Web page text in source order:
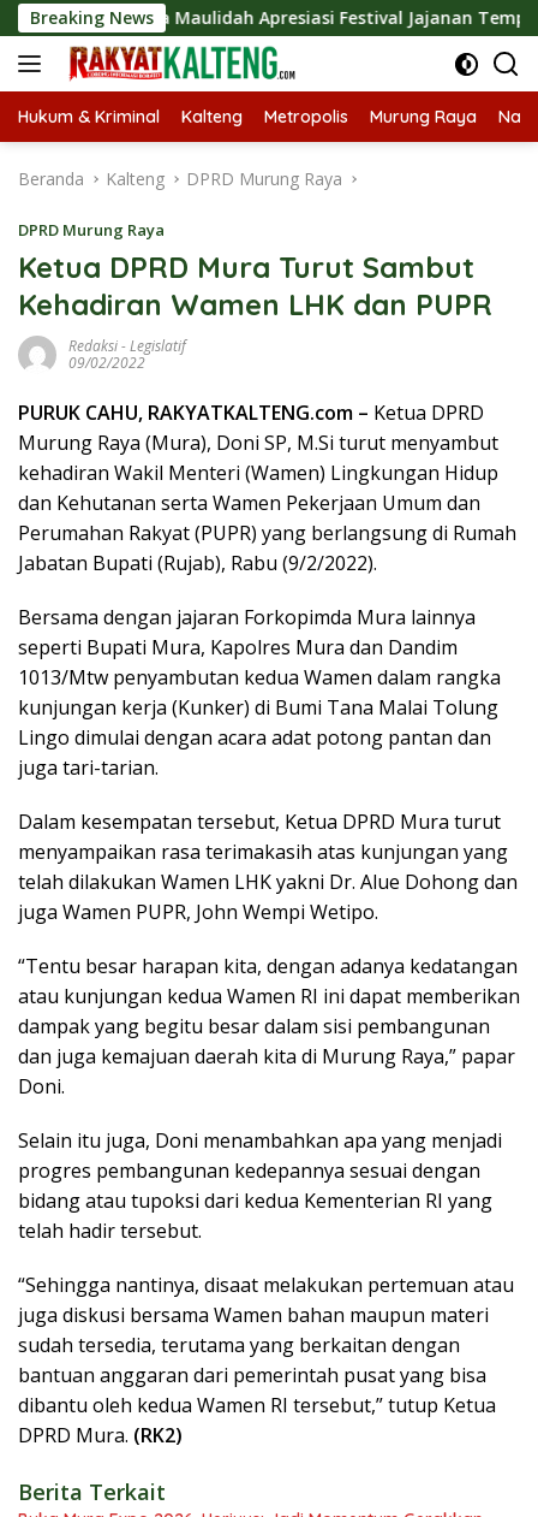
Langsung
ke
konten
Breaking News
Dina Maulidah Apresiasi Festival Jajanan Tempo Dulu,
Hukum & Kriminal Kalteng Metropolis Murung Raya
Beranda Kalteng DPRD Murung Raya
DPRD Murung Raya
Ketua DPRD Mura Turut Sambut
Kehadiran Wamen LHK dan PUPR
Redaksi-Legislatif
09/02/2022
PURUK CAHU, RAKYATKALTENG.com – Ketua DPRD
Murung Raya (Mura), Doni SP, M.Si turut menyambut
kehadiran Wakil Menteri (Wamen) Lingkungan Hidup
dan Kehutanan serta Wamen Pekerjaan Umum dan
Perumahan Rakyat (PUPR) yang berlangsung di Rumah
Jabatan Bupati (Rujab), Rabu (9/2/2022).
Bersama dengan jajaran Forkopimda Mura lainnya
seperti Bupati Mura, Kapolres Mura dan Dandim
1013/Mtw penyambutan kedua Wamen dalam rangka
kunjungan kerja (Kunker) di Bumi Tana Malai Tolung
Lingo dimulai dengan acara adat potong pantan dan
juga tari-tarian.
Dalam kesempatan tersebut, Ketua DPRD Mura turut
menyampaikan rasa terimakasih atas kunjungan yang
telah dilakukan Wamen LHK yakni Dr. Alue Dohong dan
juga Wamen PUPR, John Wempi Wetipo.
“Tentu besar harapan kita, dengan adanya kedatangan
atau kunjungan kedua Wamen RI ini dapat memberikan
dampak yang begitu besar dalam sisi pembangunan
dan juga kemajuan daerah kita di Murung Raya,” papar
Doni.
Selain itu juga, Doni menambahkan apa yang menjadi
progres pembangunan kedepannya sesuai dengan
bidang atau tupoksi dari kedua Kementerian RI yang
telah hadir tersebut.
“Sehingga nantinya, disaat melakukan pertemuan atau
juga diskusi bersama Wamen bahan maupun materi
sudah tersedia, terutama yang berkaitan dengan
bantuan anggaran dari pemerintah pusat yang bisa
dibantu oleh kedua Wamen RI tersebut,” tutup Ketua
DPRD Mura. (RK2)
Berita Terkait